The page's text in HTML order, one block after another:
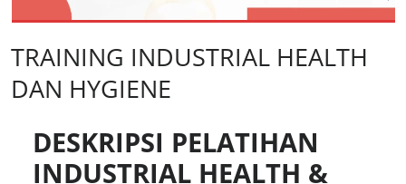
TRAINING INDUSTRIAL HEALTH
DAN HYGIENE
DESKRIPSI PELATIHAN
INDUSTRIAL HEALTH &